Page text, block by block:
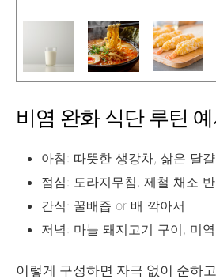
비염 완화 식단 루틴 예
아침: 따뜻한 생강차, 삶은 달
점심: 도라지무침, 제철 채소
간식: 꿀배즙 or 배 깍아서
저녁: 마늘 돼지고기 구이, 미
이렇게 구성하면 자극 없이 순하